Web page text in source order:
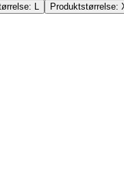
Produktstørrelse: